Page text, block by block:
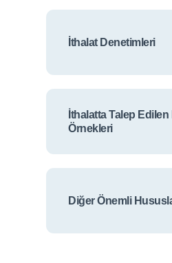
İthalat Denetimleri
İthalatta Talep
Örnekleri
Diğer Önemli